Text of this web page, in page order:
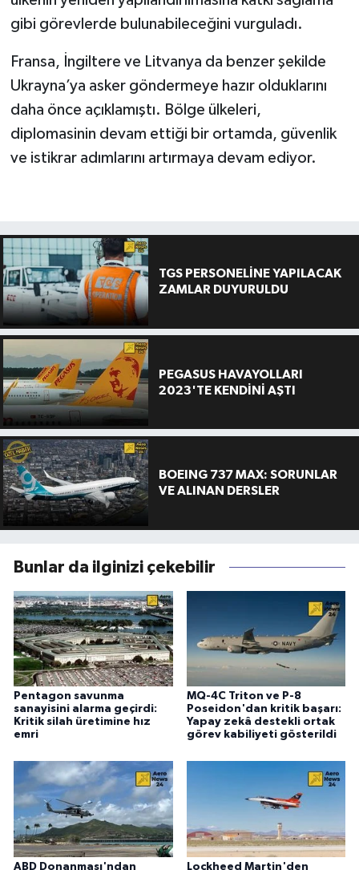
gibi görevlerde bulunabileceğini vurguladı.
Fransa, İngiltere ve Litvanya da benzer şekilde
Ukrayna’ya asker göndermeye hazır olduklarını
daha önce açıklamıştı. Bölge ülkeleri,
diplomasinin devam ettiği bir ortamda, güvenlik
ve istikrar adımlarını artırmaya devam ediyor.
TGS PERSONELİNE YAPILACAK
ZAMLAR DUYURULDU
PEGASUS HAVAYOLLARI
2023'TE KENDİNİ AŞTI
BOEING 737 MAX: SORUNLAR
VE ALINAN DERSLER
Bunlar da ilginizi çekebilir
Pentagon savunma
sanayisini alarma geçirdi:
Kritik silah üretimine hız
emri
MQ-4C Triton ve P-8
Poseidon'dan kritik başarı:
Yapay zekâ destekli ortak
görev kabiliyeti gösterildi
ABD Donanması'ndan Lockheed Martin'den